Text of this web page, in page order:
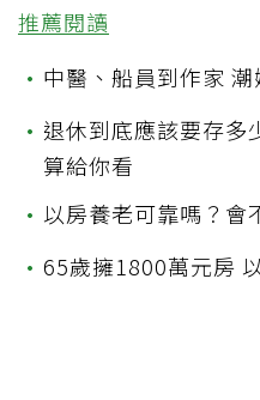
推薦閱讀
• 中醫、船員到作家
• 退休到底應該要存多
算給你看
• 以房養老可靠嗎？會
• 65歲擁1800萬元房